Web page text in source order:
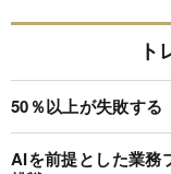
ト
50％以上が失敗する
AIを前提とした業務